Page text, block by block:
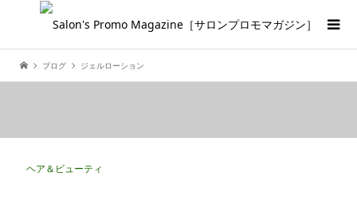
ブログ ジェルローション
ヘア＆ビューティ